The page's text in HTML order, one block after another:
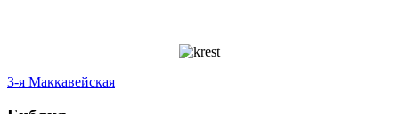
3-я Маккавейская